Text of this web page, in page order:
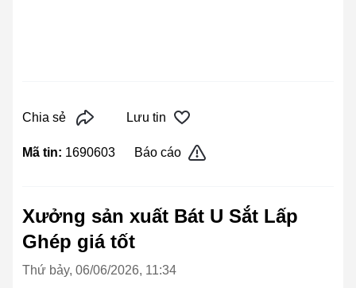
Chia sẻ Lưu tin
Mã tin: 1690603 Báo cáo
Xưởng sản xuất Bát U Sắt Lấp
Ghép giá tốt
Thứ bảy, 06/06/2026, 11:34